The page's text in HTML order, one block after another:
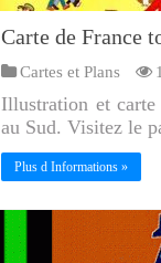
Carte de France
Cartes et Plans
Illustration et
au Sud. Visitez le
Plus d Informations »